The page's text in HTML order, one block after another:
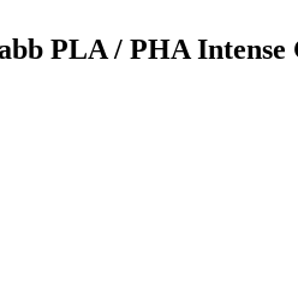
PLA / PHA Intense